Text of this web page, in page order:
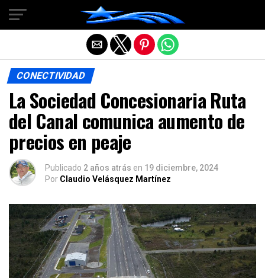
CONECTIVIDAD
La Sociedad Concesionaria Ruta
del Canal comunica aumento de
precios en peaje
Publicado 2 años atrás en 19 diciembre, 2024
Por Claudio Velásquez Martínez
Salir de la versión móvil